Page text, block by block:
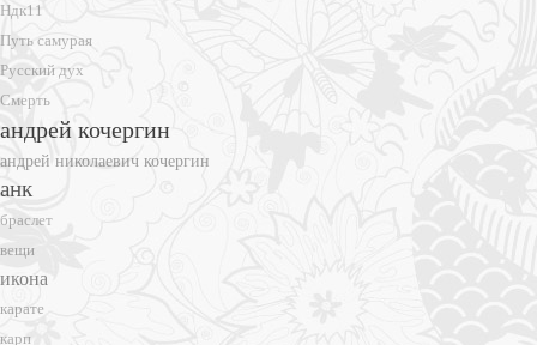
Ндк11
Путь самурая
Русский дух
Смерть
андрей кочергин
андрей николаевич кочергин
анк
браслет
вещи
икона
карате
карп